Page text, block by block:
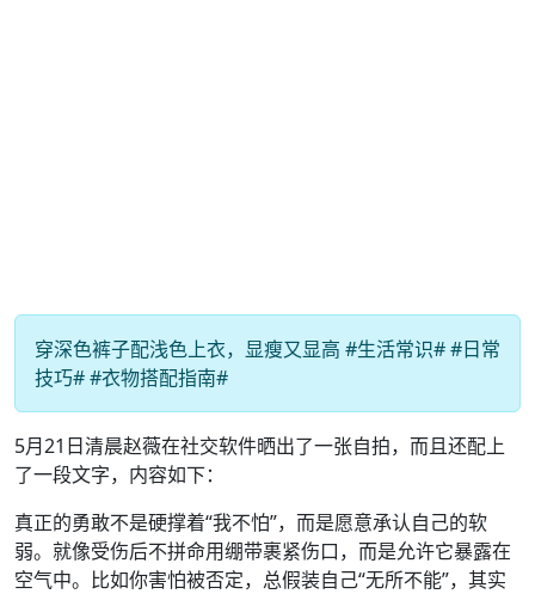
穿深色裤子配浅色上衣，显瘦又显高 #生活常识# #日常
技巧# #衣物搭配指南#
5月21日清晨赵薇在社交软件晒出了一张自拍，而且还配上
了一段文字，内容如下：
真正的勇敢不是硬撑着“我不怕”，而是愿意承认自己的软
弱。就像受伤后不拼命用绷带裹紧伤口，而是允许它暴露在
空气中。比如你害怕被否定，总假装自己“无所不能”，其实